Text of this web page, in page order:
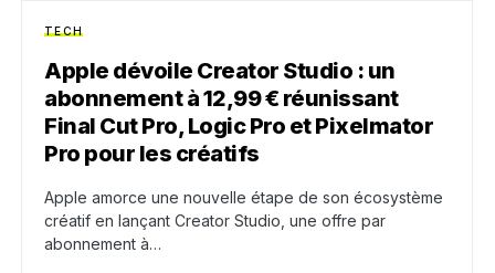
TECH
Apple dévoile Creator Studio : un
abonnement à 12,99 € réunissant
Final Cut Pro, Logic Pro et Pixelmator
Pro pour les créatifs
Apple amorce une nouvelle étape de son écosystème
créatif en lançant Creator Studio, une offre par
abonnement à…